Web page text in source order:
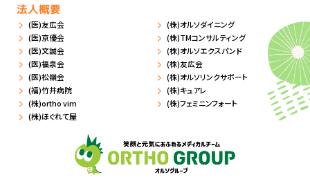
法人概要
(医)友広会
(医)京優会
(医)文誠会
(医)福泉会
(医)松嶺会
(福)竹井病院
(株)ortho vim
(株)ほぐれて屋
(株)オルソダイニング
(株)TMコンサルティング
(株)オルソエクスパンド
(株)友広会
(株)オルソリンクサポート
(株)キュアレ
(株)フェミニンフォート